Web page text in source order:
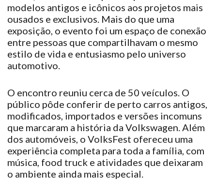
modelos antigos e icônicos aos projetos mais
ousados e exclusivos. Mais do que uma
exposição, o evento foi um espaço de conexão
entre pessoas que compartilhavam o mesmo
estilo de vida e entusiasmo pelo universo
automotivo.
O encontro reuniu cerca de 50 veículos. O
público pôde conferir de perto carros antigos,
modificados, importados e versões incomuns
que marcaram a história da Volkswagen. Além
dos automóveis, o VolksFest ofereceu uma
experiência completa para toda a família, com
música, food truck e atividades que deixaram
o ambiente ainda mais especial.